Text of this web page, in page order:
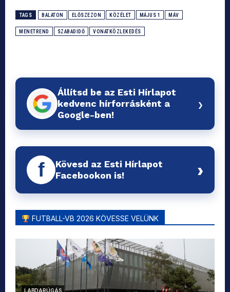
TAGS BALATON ELŐSZEZON KÖZÉLET MÁJUS 1 MÁV
MENETREND SZABADIDŐ VONATKÖZLEKEDÉS
Állítsd be az Esti Hírlapot
kedvenc hírforrásként a
Google-ben!
›
f
Kövesd az Esti Hírlapot
Facebookon is!
›
FUTBALL-VB 2026 KÖVESSE VELÜNK
LABDARÚGÁS